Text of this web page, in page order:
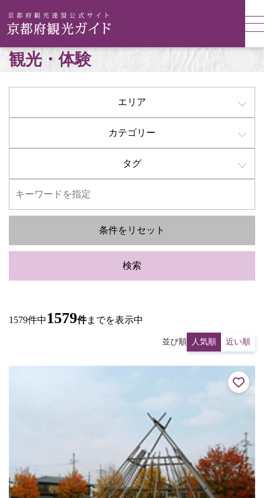
観光・体験
エリア
カテゴリー
タグ
条件をリセット
検索
1579件中 1579件までを表示中
並び順 人気順 近い順